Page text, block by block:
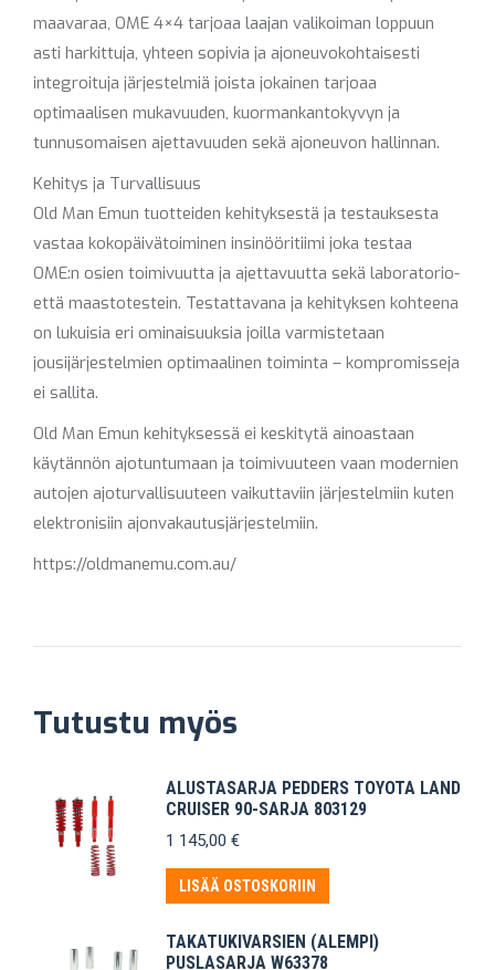
maavaraa, OME 4×4 tarjoaa laajan valikoiman loppuun
asti harkittuja, yhteen sopivia ja ajoneuvokohtaisesti
integroituja järjestelmiä joista jokainen tarjoaa
optimaalisen mukavuuden, kuormankantokyvyn ja
tunnusomaisen ajettavuuden sekä ajoneuvon hallinnan.
Kehitys ja Turvallisuus
Old Man Emun tuotteiden kehityksestä ja testauksesta
vastaa kokopäivätoiminen insinööritiimi joka testaa
OME:n osien toimivuutta ja ajettavuutta sekä laboratorio-
että maastotestein. Testattavana ja kehityksen kohteena
on lukuisia eri ominaisuuksia joilla varmistetaan
jousijärjestelmien optimaalinen toiminta – kompromisseja
ei sallita.
Old Man Emun kehityksessä ei keskitytä ainoastaan
käytännön ajotuntumaan ja toimivuuteen vaan modernien
autojen ajoturvallisuuteen vaikuttaviin järjestelmiin kuten
elektronisiin ajonvakautusjärjestelmiin.
https://oldmanemu.com.au/
Tutustu myös
ALUSTASARJA PEDDERS TOYOTA LAND
CRUISER 90-SARJA 803129
1 145,00 €
LISÄÄ OSTOSKORIIN
TAKATUKIVARSIEN (ALEMPI)
PUSLASARJA W63378